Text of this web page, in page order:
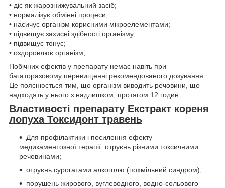
• діє як жарознижувальний засіб;
• нормалізує обмінні процеси;
• насичує організм корисними мікроелементами;
• підвищує захисні здібності організму;
• підвищує тонус;
• оздоровлює організм;
Побічних ефектів у препарату немає навіть при
багаторазовому перевищенні рекомендованого дозування.
Це пояснюється тим, що організм виводить речовини, що
надходять у нього з надлишком, протягом 12 годин.
Властивості препарату Екстракт кореня
лопуха Токсидонт травень
Для профілактики і посилення ефекту
медикаментозної терапії: отруєнь різними токсичними
речовинами;
отруєнь сурогатами алкоголю (похмільний синдром);
порушень жирового, вуглеводного, водно-сольового